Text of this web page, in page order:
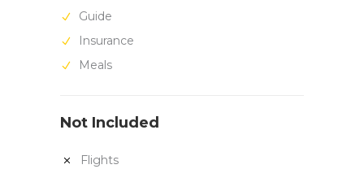
Guide
Insurance
Meals
Not Included
Flights